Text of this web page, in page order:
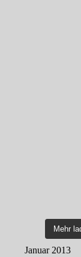
Mehr
Januar 2013